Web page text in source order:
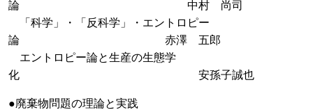
論 中村 尚司
「科学」・「反科学」・エントロピー
論 赤澤 五郎
エントロピー論と生産の生態学
化 安孫子誠也
●廃棄物問題の理論と実践